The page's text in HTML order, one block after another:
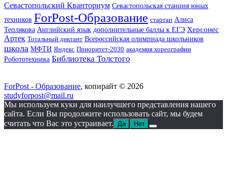
Севастопольский Кванториум Севастопольская станция юных
техников ForPost-Образование стартап Алиса
Теплякова Английский язык дополнительные баллы к ЕГЭ Херсонес
Артек Тотальный диктант Всероссийская олимпиада школьников
школа МФТИ Яндекс Приоритет-2030 академия хореографии
Робототехника Библиотека Толстого
ForPost - Образование, копирайт © 2026
studyforpost@mail.ru
Мы используем куки для наилучшего представления нашего
сайта. Если Вы продолжите использовать сайт, мы будем
считать что Вас это устраивает. Да Нет